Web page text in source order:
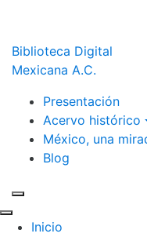
Biblioteca Digital
Mexicana A.C.
Presentación
Acervo histórico
México, una
Blog
Inicio